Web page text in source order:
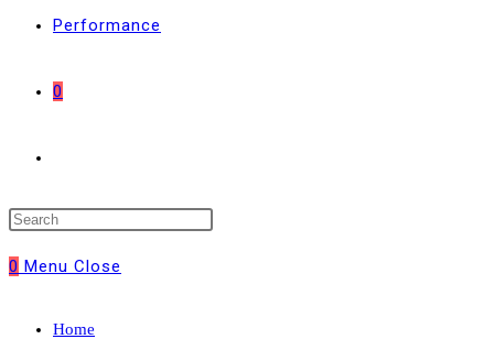
Performance
0
website
0 Menu Close
Home